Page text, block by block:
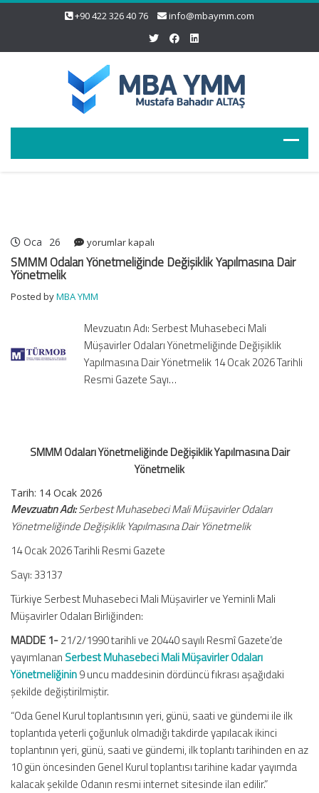
+90 422 326 40 76 info@mbaymm.com
Oca 26
SMMM
Odaları
Yönetmeliğinde
Yapılmasına
Yönetmelik
için
yorumlar kapalı
SMMM Odaları Yönetmeliğinde Değişiklik Yapılmasına Dair
Yönetmelik
Posted byMBA YMM
Mevzuatın Adı: Serbest Muhasebeci Mali
Müşavirler Odaları Yönetmeliğinde Değişiklik
Yapılmasına Dair Yönetmelik 14 Ocak 2026 Tarihli
Resmi Gazete Sayı…
SMMM Odaları Yönetmeliğinde Değişiklik Yapılmasına Dair
Yönetmelik
Tarih: 14 Ocak 2026
Mevzuatın Adı:Serbest Muhasebeci Mali Müşavirler Odaları
Yönetmeliğinde Değişiklik Yapılmasına Dair Yönetmelik
14 Ocak 2026 Tarihli Resmi Gazete
Sayı: 33137
Türkiye Serbest Muhasebeci Mali Müşavirler ve Yeminli Mali
Müşavirler Odaları Birliğinden:
MADDE 1-21/2/1990 tarihli ve 20440 sayılı Resmî Gazete’de
yayımlanan Serbest Muhasebeci Mali Müşavirler Odaları
Yönetmeliğinin9 uncu maddesinin dördüncü fıkrası aşağıdaki
şekilde değiştirilmiştir.
“Oda Genel Kurul toplantısının yeri, günü, saati ve gündemi ile ilk
toplantıda yeterli çoğunluk olmadığı takdirde yapılacak ikinci
toplantının yeri, günü, saati ve gündemi, ilk toplantı tarihinden en az
10 gün öncesinden Genel Kurul toplantısı tarihine kadar yayımda
kalacak şekilde Odanın resmi internet sitesinde ilan edilir.”